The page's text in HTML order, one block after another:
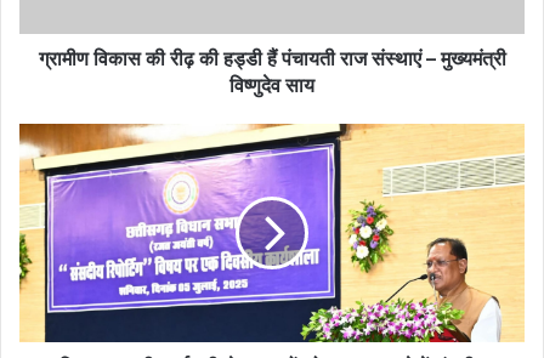
ग्रामीण विकास की रीढ़ की हड्डी हैं पंचायती राज संस्थाएं – मुख्यमंत्री
विष्णुदेव साय